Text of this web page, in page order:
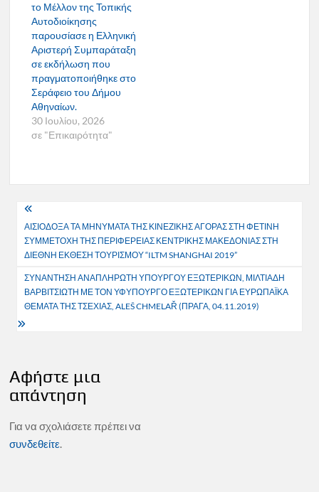
το Μέλλον της Τοπικής
Αυτοδιοίκησης
παρουσίασε η Ελληνική
Αριστερή Συμπαράταξη
σε εκδήλωση που
πραγματοποιήθηκε στο
Σεράφειο του Δήμου
Αθηναίων.
30 Ιουλίου, 2026
σε "Επικαιρότητα"
Πλοήγηση
άρθρων
ΑΙΣΙΟΔΟΞΑ ΤΑ ΜΗΝΥΜΑΤΑ ΤΗΣ ΚΙΝΕΖΙΚΗΣ ΑΓΟΡΑΣ ΣΤΗ ΦΕΤΙΝΗ
ΣΥΜΜΕΤΟΧΗ ΤΗΣ ΠΕΡΙΦΕΡΕΙΑΣ ΚΕΝΤΡΙΚΗΣ ΜΑΚΕΔΟΝΙΑΣ ΣΤΗ
ΔΙΕΘΝΗ ΕΚΘΕΣΗ ΤΟΥΡΙΣΜΟΥ “ILTM SHANGHAI 2019”
ΣΥΝΑΝΤΗΣΗ ΑΝΑΠΛΗΡΩΤΗ ΥΠΟΥΡΓΟΥ ΕΞΩΤΕΡΙΚΩΝ, ΜΙΛΤΙΑΔΗ
ΒΑΡΒΙΤΣΙΩΤΗ ΜΕ ΤΟΝ ΥΦΥΠΟΥΡΓΟ ΕΞΩΤΕΡΙΚΩΝ ΓΙΑ ΕΥΡΩΠΑΪΚΑ
ΘΕΜΑΤΑ ΤΗΣ ΤΣΕΧΙΑΣ, ALEŠ CHMELAŘ (ΠΡΑΓΑ, 04.11.2019)
Αφήστε μια
απάντηση
Για να σχολιάσετε πρέπει να
συνδεθείτε.